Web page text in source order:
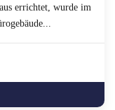
errichtet, wurde im